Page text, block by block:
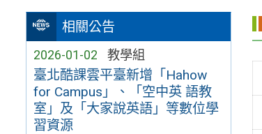
相關公告
2026-01-02 教學組
臺北酷課雲平臺新增「Hahow
for Campus」、「空中英 語教
室」及「大家說英語」等數位學
習資源